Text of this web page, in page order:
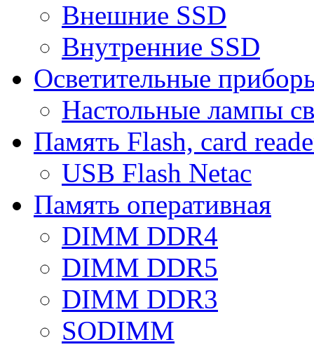
Внешние SSD
Внутренние SSD
Осветительные
Настольные лампы
Память Flash, card
USB Flash Netac
Память оперативная
DIMM DDR4
DIMM DDR5
DIMM DDR3
SODIMM